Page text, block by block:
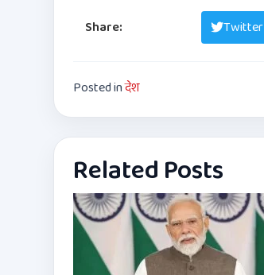
Share: Twitter
Posted inदेश
Related Posts